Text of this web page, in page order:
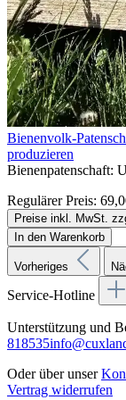
Bienenvolk-
produzieren
Bienenpatenschaft:
Regulärer Preis:
Preise inkl. MwSt.
In den Warenkorb
Vorheriges
Service-Hotline
Unterstützung und
818535
Oder über unser
Vertrag widerrufen